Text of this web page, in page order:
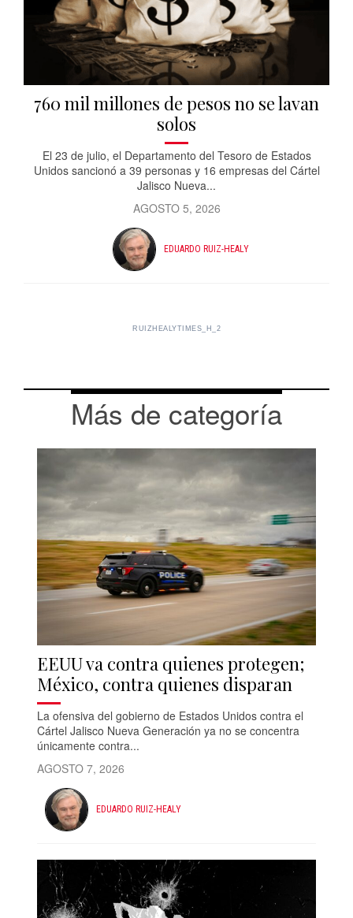
760 mil millones de pesos no se lavan
solos
El 23 de julio, el Departamento del Tesoro de Estados
Unidos sancionó a 39 personas y 16 empresas del Cártel
Jalisco Nueva...
AGOSTO 5, 2026
EDUARDO RUIZ-HEALY
RUIZHEALYTIMES_H_2
Más de categoría
EEUU va contra quienes protegen;
México, contra quienes disparan
La ofensiva del gobierno de Estados Unidos contra el
Cártel Jalisco Nueva Generación ya no se concentra
únicamente contra...
AGOSTO 7, 2026
EDUARDO RUIZ-HEALY